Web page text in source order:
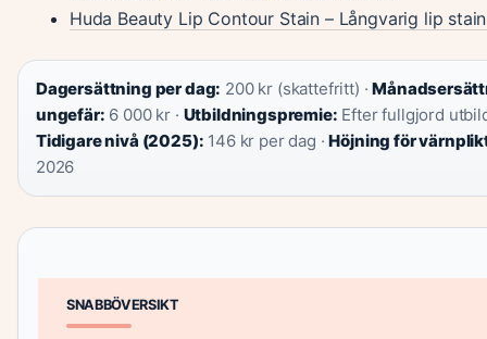
Huda Beauty Lip Contour Stain – Långvarig lip
Dagersättning per dag: 200 kr (skattefritt) ·
ungefär: 6 000 kr · Utbildningspremie: Efter fullgjord
Tidigare nivå (2025): 146 kr per dag ·Höjning för
2026
SNABBÖVERSIKT